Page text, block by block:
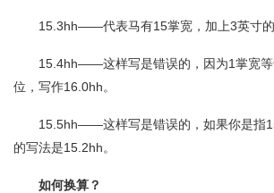
15.3hh——代表马有15掌宽，加上3英寸的
15.4hh——这样写是错误的，因为1掌宽
位，写作16.0hh。
15.5hh——这样写是错误的，如果你是指
的写法是15.2hh。
如何换算？